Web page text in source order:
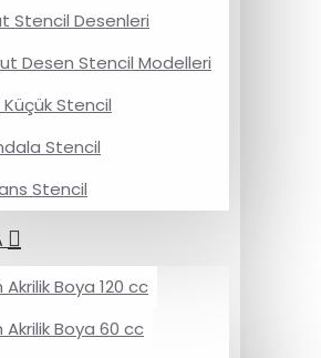
Stencil Desenleri
Desen Stencil Modelleri
Küçük Stencil
Stencil
Stencil
Akrilik Boya 120 cc
Akrilik Boya 60 cc